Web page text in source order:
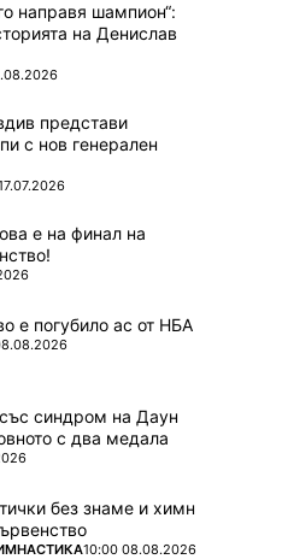
направя шампион“:
на Денислав
представи
с нов генерален
е на финал на
е погубило ас от НБА
синдром на Даун
с два медала
без знаме и химн
10:00 08.08.2026